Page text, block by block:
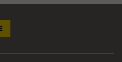
I affaldsposer til
men også afskårne blomster,
køkkenrulle.